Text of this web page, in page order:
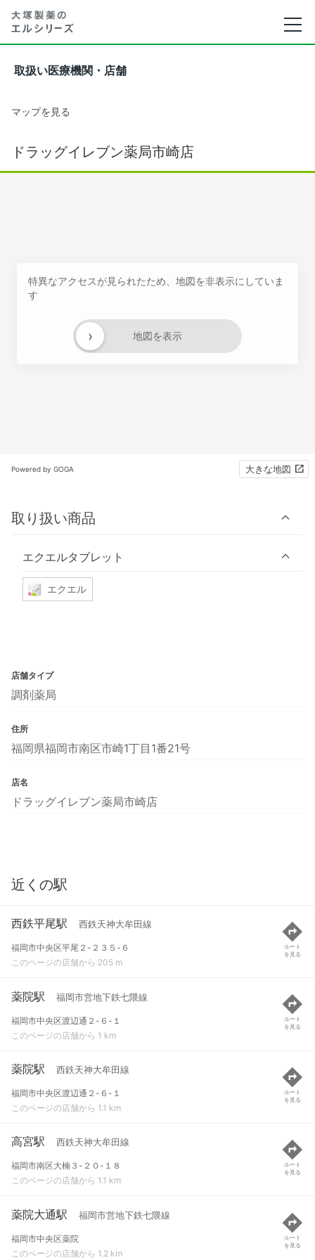
取扱い医療機関・店舗
マップを見る
ドラッグイレブン薬局市崎店
特異なアクセスが見られたため、地図を非表示にしていま
す
地図を表示
›
Powered by GOGA 大きな地図
取り扱い商品
エクエルタブレット
エクエル
店舗タイプ
調剤薬局
住所
福岡県福岡市南区市崎1丁目1番21号
店名
ドラッグイレブン薬局市崎店
近くの駅
西鉄平尾駅 西鉄天神大牟田線
福岡市中央区平尾２-２３５-６
このページの店舗から 205 m
ルート
を見る
薬院駅 福岡市営地下鉄七隈線
福岡市中央区渡辺通２-６-１
このページの店舗から 1 km
ルート
を見る
薬院駅 西鉄天神大牟田線
福岡市中央区渡辺通２-６-１
このページの店舗から 1.1 km
ルート
を見る
高宮駅 西鉄天神大牟田線
福岡市南区大楠３-２０-１８
このページの店舗から 1.1 km
ルート
を見る
薬院大通駅 福岡市営地下鉄七隈線
福岡市中央区薬院
このページの店舗から 1.2 km
ルート
を見る